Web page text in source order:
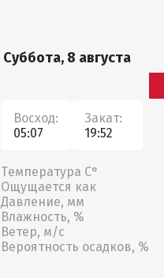
Суббота, 8 августа
Восход:
05:07
Закат:
19:52
Температура С°
Ощущается как
Давление, мм
Влажность, %
Ветер, м/с
Вероятность осадков, %